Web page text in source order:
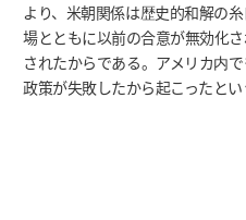
より、米朝関係は歴史的和解の
場とともに以前の合意が無効化
されたからである。アメリカ内
政策が失敗したから起こったとい